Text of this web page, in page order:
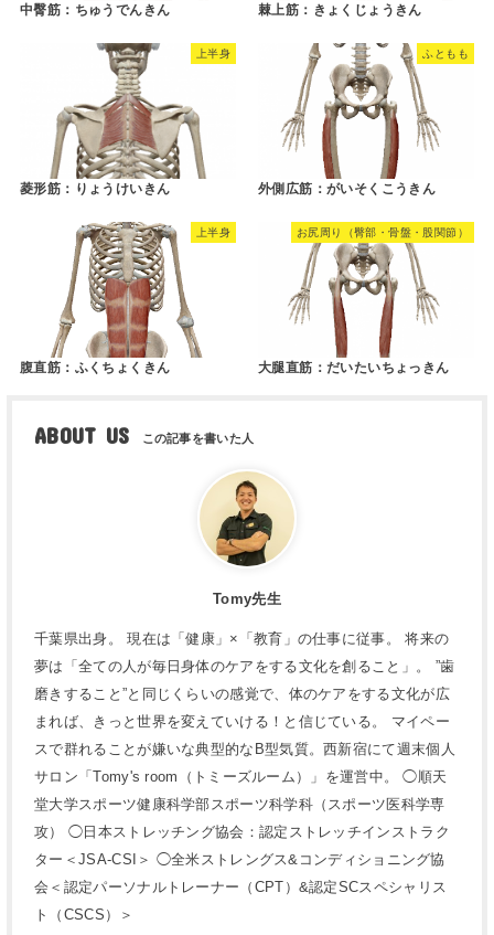
中臀筋：ちゅうでんきん 棘上筋：きょくじょうきん
上半身
菱形筋：りょうけいきん
ふともも
外側広筋：がいそくこうきん
上半身
腹直筋：ふくちょくきん
お尻周り（臀部・骨盤・股関節）
大腿直筋：だいたいちょっきん
ABOUT US
Tomy先生
千葉県出身。 現在は「健康」×「教育」の仕事に従事。 将来の
夢は「全ての人が毎日身体のケアをする文化を創ること」。 ”歯
磨きすること”と同じくらいの感覚で、体のケアをする文化が広
まれば、きっと世界を変えていける！と信じている。 マイペー
スで群れることが嫌いな典型的なB型気質。西新宿にて週末個人
サロン「Tomy's room（トミーズルーム）」を運営中。 ◯順天
堂大学スポーツ健康科学部スポーツ科学科（スポーツ医科学専
攻） ◯日本ストレッチング協会：認定ストレッチインストラク
ター＜JSA-CSI＞ ◯全米ストレングス&コンディショニング協
会＜認定パーソナルトレーナー（CPT）&認定SCスペシャリス
ト（CSCS）＞